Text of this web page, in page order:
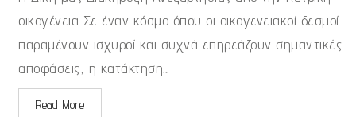
οικογένεια Σε έναν κόσμο όπου οι οικογενειακοί δεσμοί
παραμένουν ισχυροί και συχνά επηρεάζουν σημαντικές
αποφάσεις, η κατάκτηση...
Read More